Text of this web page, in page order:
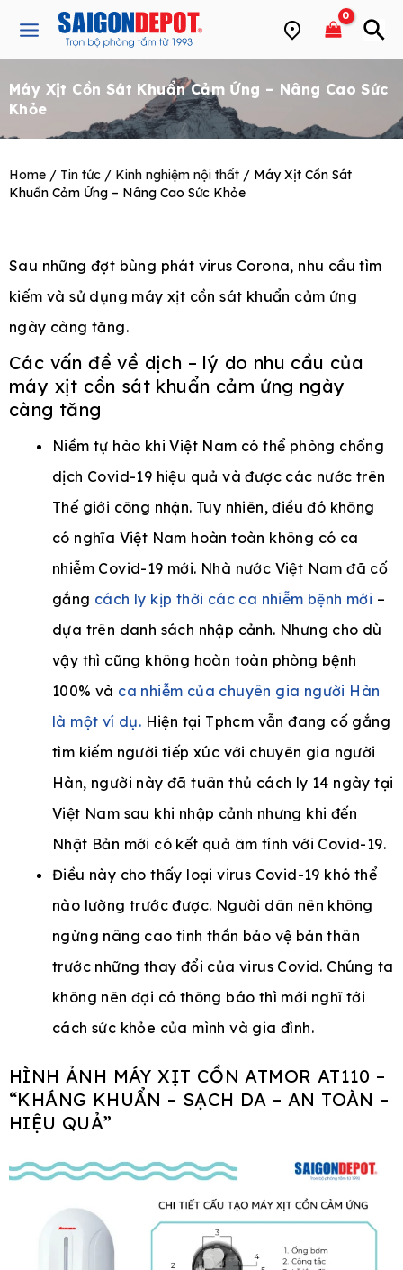
Main
Máy Xịt Cồn Sát Khuẩn Cảm Ứng – Nâng Cao Sức
Khỏe
Home / Tin tức / Kinh nghiệm nội thất / Máy Xịt Cồn Sát
Khuẩn Cảm Ứng – Nâng Cao Sức Khỏe
Sau những đợt bùng phát virus Corona, nhu cầu tìm
kiếm và sử dụng máy xịt cồn sát khuẩn cảm ứng
ngày càng tăng.
Các vấn đề về dịch – lý do nhu cầu của
máy xịt cồn sát khuẩn cảm ứng ngày
càng tăng
Niềm tự hào khi Việt Nam có thể phòng chống
dịch Covid-19 hiệu quả và được các nước trên
Thế giới công nhận. Tuy nhiên, điều đó không
có nghĩa Việt Nam hoàn toàn không có ca
nhiễm Covid-19 mới. Nhà nước Việt Nam đã cố
gắng cách ly kịp thời các ca nhiễm bệnh mới –
dựa trên danh sách nhập cảnh. Nhưng cho dù
vậy thì cũng không hoàn toàn phòng bệnh
100% và ca nhiễm của chuyên gia người Hàn
là một ví dụ. Hiện tại Tphcm vẫn đang cố gắng
tìm kiếm người tiếp xúc với chuyên gia người
Hàn, người này đã tuân thủ cách ly 14 ngày tại
Việt Nam sau khi nhập cảnh nhưng khi đến
Nhật Bản mới có kết quả âm tính với Covid-19.
Điều này cho thấy loại virus Covid-19 khó thể
nào lường trước được. Người dân nên không
ngừng nâng cao tinh thần bảo vệ bản thân
trước những thay đổi của virus Covid. Chúng ta
không nên đợi có thông báo thì mới nghĩ tới
cách sức khỏe của mình và gia đình.
HÌNH ẢNH MÁY XỊT CỒN ATMOR AT110 –
“KHÁNG KHUẨN – SẠCH DA – AN TOÀN –
HIỆU QUẢ”